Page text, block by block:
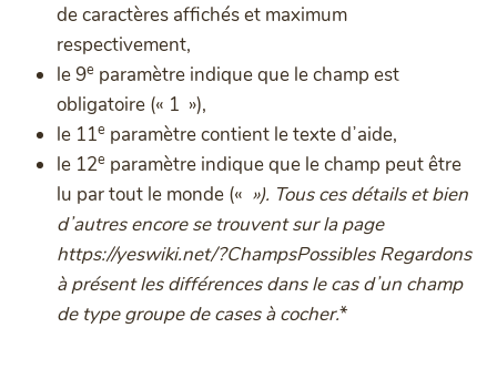
de caractères affichés et maximum
respectivement,
le 9e paramètre indique que le champ est
obligatoire (« 1 »),
le 11e paramètre contient le texte dʼaide,
le 12e paramètre indique que le champ peut être
lu par tout le monde (« »). Tous ces détails et bien
dʼautres encore se trouvent sur la page
https://yeswiki.net/?ChampsPossiblesRegardons
à présent les différences dans le cas dʼun champ
de type groupe de cases à cocher.*